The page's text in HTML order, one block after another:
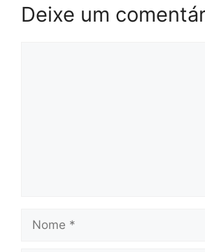
Deixe um